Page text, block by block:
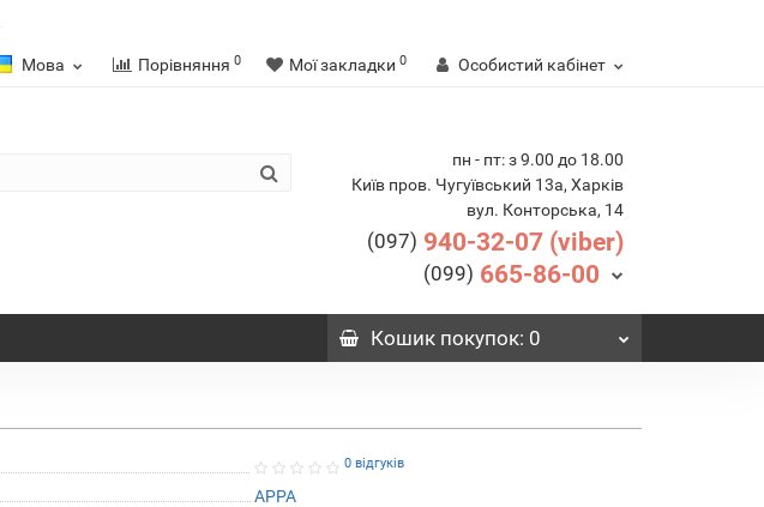
Мова Порівняння 0 Мої закладки 0 Особистий кабінет
пн - пт: з 9.00 до 18.00
Київ пров. Чугуївський 13а, Харків
вул. Конторська, 14
(097) 940-32-07 (viber)
(099) 665-86-00
Кошикпокупок: 0
0 відгуків
APPA